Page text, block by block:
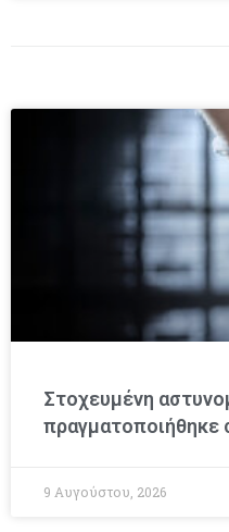
Στοχευμένη
πραγματοποιήθηκε
9 Αυγούστου, 2026